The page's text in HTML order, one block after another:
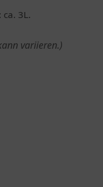
3L.
variieren.)